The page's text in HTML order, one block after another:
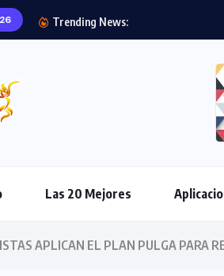
Trending News:
Las 20 Mejores
APLICAN EL PLAN PULGA PARA